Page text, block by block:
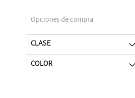
Opciones de compra
CLASE
COLOR